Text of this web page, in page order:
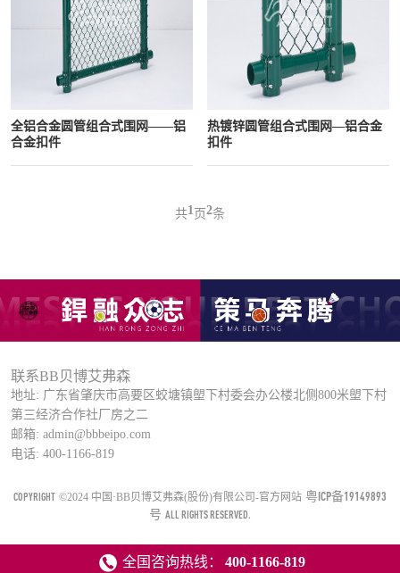
全铝合金圆管组合式围网——铝
合金扣件
热镀锌圆管组合式围网—铝合金
扣件
共1 页2条
联系BB贝博艾弗森
地址: 广东省肇庆市高要区蛟塘镇塱下村委会办公楼北侧800米塱下村
第三经济合作社厂房之二
邮箱: admin@bbbeipo.com
电话: 400-1166-819
COPYRIGHT ©2024 中国·BB贝博艾弗森(股份)有限公司-官方网站 粤ICP备19149893
号 ALL RIGHTS RESERVED.
全国咨询热线： 400-1166-819